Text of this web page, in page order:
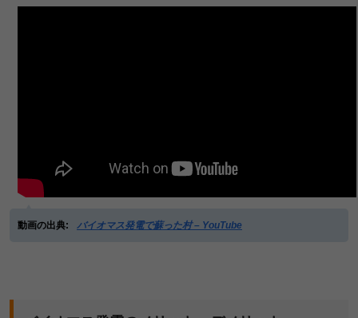
動画の出典: バイオマス発電で蘇った村 – YouTube